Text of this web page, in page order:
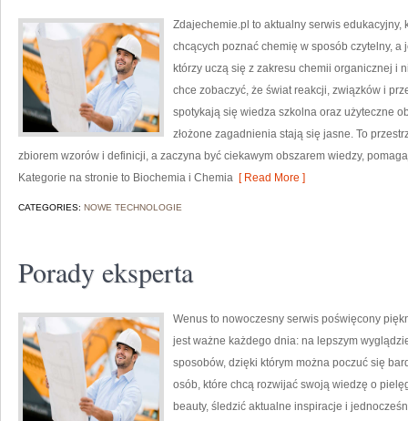
Zdajechemie.pl to aktualny serwis edukacyjny,
chcących poznać chemię w sposób czytelny,
którzy uczą się z zakresu chemii organicznej i
chce zobaczyć, że świat reakcji, związków i
spotykają się wiedza szkolna oraz użyteczne
złożone zagadnienia stają się jasne. To
zbiorem wzorów i definicji, a zaczyna być ciekawym obszarem wiedzy,
Kategorie na stronie to Biochemia i Chemia [ Read More ]
CATEGORIES: NOWE TECHNOLOGIE
Porady eksperta
Wenus to nowoczesny serwis poświęcony
jest ważne każdego dnia: na lepszym
sposobów, dzięki którym można poczuć się
osób, które chcą rozwijać swoją wiedzę o
beauty, śledzić aktualne inspiracje i